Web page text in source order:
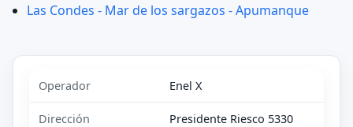
Las Condes - Mar de los sargazos - Apumanque
Operador Enel X
Dirección Presidente Riesco 5330